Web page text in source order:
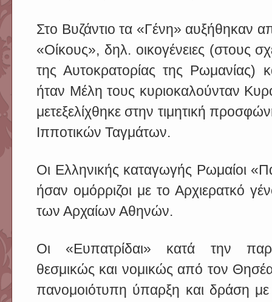
Στο Βυζάντιο τα «Γένη» αυξήθηκαν
«Οίκους», δηλ. οικογένειες (στους
της Αυτοκρατορίας της Ρωμανίας)
ήταν Μέλη τους κυριοκαλούνταν
μετεξελίχθηκε στην τιμητική
Ιπποτικών Ταγμάτων.
Οι Ελληνικής καταγωγής Ρωμαίοι
ήσαν ομόρριζοι με το Αρχιερατκό
των Αρχαίων Αθηνών.
Οι «Ευπατρίδαι» κατά την
θεσμικώς και νομικώς από τον
πανομοιότυπη ύπαρξη και δράση με